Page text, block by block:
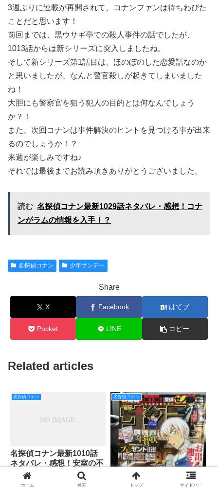
3週ぶりに連載が再開されて、コナンファンは待ちわびた
ことだと思います！
前回までは、黒ウサギ亭での殺人事件の話でしたが、
1013話からは新シリーズに突入しましたね。
そして新シリーズ第1話目は、ほのぼのした恋愛話なのか
と思いましたが、なんと警官殺しが起きてしまいました
ね！
大胆にも警察官を狙う犯人の目的とは何なんでしょう
か？！
また、次回コナンは事件解決のヒントを見つける事が出来
るのでしょうか！？
来週が楽しみですね♪
それでは最後までお読み頂きありがとうございました。
読む 名探偵コナン最新1029話ネタバレ・感想！コナ
ンがラムの情報を入手！？
名探偵コナン 少年サンデー
Share
X Facebook はてブ
Pocket LINE コピー
Related articles
名探偵コナン
名探偵コナン最新1010話
ネタバレ・感想！安室の不
審な動きとは？！
本記事は、2018年4月18日発売の
名探偵コナン
ホーム 検索 トップ サイドバー